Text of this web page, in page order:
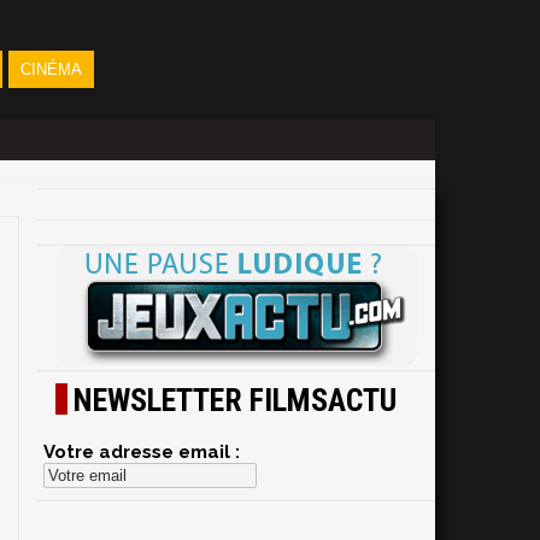
CINÉMA
NEWSLETTER FILMSACTU
Votre adresse email :